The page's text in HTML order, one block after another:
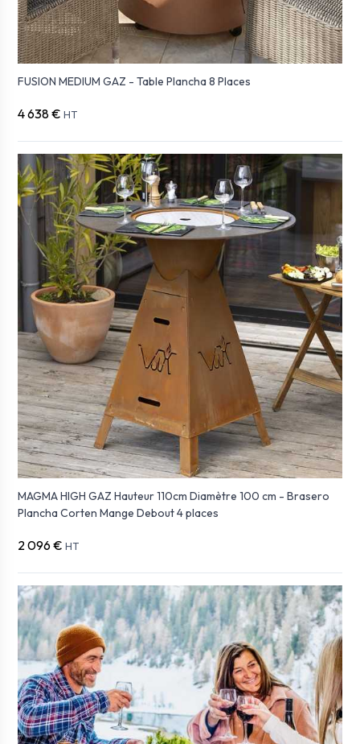
FUSION MEDIUM GAZ - Table Plancha 8 Places
4 638 € HT
MAGMA HIGH GAZ Hauteur 110cm Diamètre 100 cm - Brasero
Plancha Corten Mange Debout 4 places
2 096 € HT